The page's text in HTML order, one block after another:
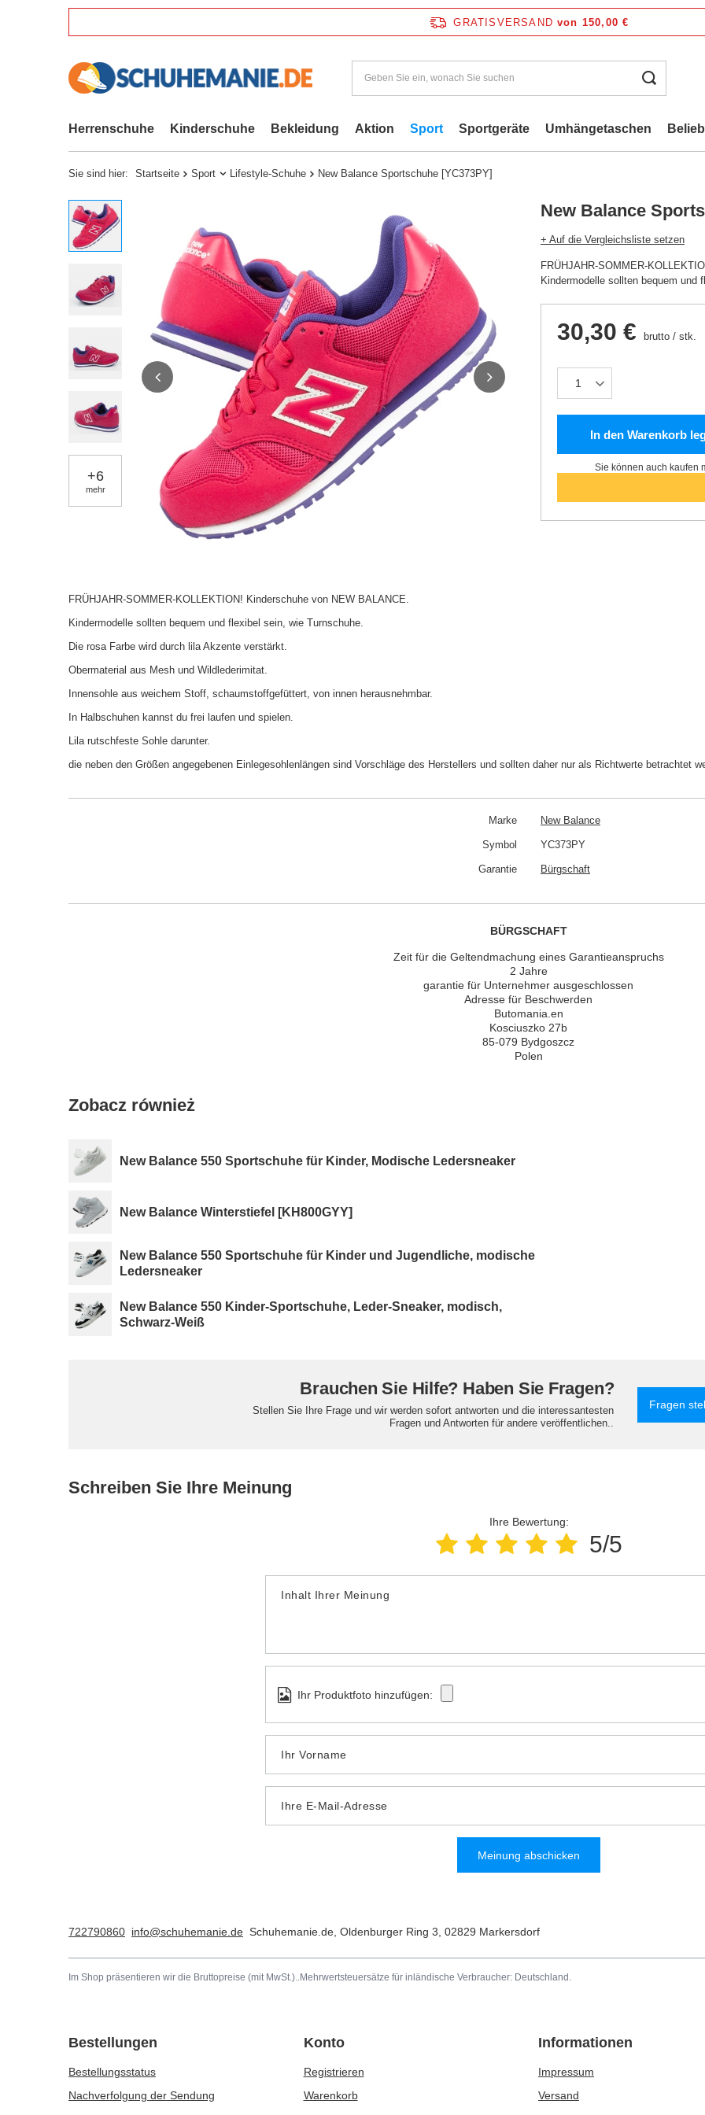
GRATISVERSAND von 150,00 €
Herrenschuhe Kinderschuhe Bekleidung Aktion Sport Sportgeräte Umhängetaschen
Sie sind hier: Startseite Sport Lifestyle-Schuhe New Balance Sportschuhe [YC373PY]
+6
mehr
New Balance
+ Auf die Vergleichsliste setzen
FRÜHJAHR-SOMMER-
Kindermodelle sollten bequem und
30,30 € brutto / stk.
In den Warenkorb
Sie können auch kaufen
FRÜHJAHR-SOMMER-KOLLEKTION! Kinderschuhe von NEW BALANCE.
Kindermodelle sollten bequem und flexibel sein, wie Turnschuhe.
Die rosa Farbe wird durch lila Akzente verstärkt.
Obermaterial aus Mesh und Wildlederimitat.
Innensohle aus weichem Stoff, schaumstoffgefüttert, von innen herausnehmbar.
In Halbschuhen kannst du frei laufen und spielen.
Lila rutschfeste Sohle darunter.
die neben den Größen angegebenen Einlegesohlenlängen sind Vorschläge des Herstellers und sollten daher nur als Richtwerte betrachtet
Marke New Balance
Symbol YC373PY
Garantie Bürgschaft
BÜRGSCHAFT
Zeit für die Geltendmachung eines Garantieanspruchs
2 Jahre
garantie für Unternehmer ausgeschlossen
Adresse für Beschwerden
Butomania.en
Kosciuszko 27b
85-079 Bydgoszcz
Polen
Zobacz również
New Balance 550 Sportschuhe für Kinder, Modische Ledersneaker
New Balance Winterstiefel [KH800GYY]
New Balance 550 Sportschuhe für Kinder und Jugendliche, modische
Ledersneaker
New Balance 550 Kinder-Sportschuhe, Leder-Sneaker, modisch,
Schwarz-Weiß
Brauchen Sie Hilfe? Haben Sie Fragen?
Stellen Sie Ihre Frage und wir werden sofort antworten und die interessantesten
Fragen und Antworten für andere veröffentlichen..
Fragen
Schreiben Sie Ihre Meinung
Ihre Bewertung:
5/5
Inhalt Ihrer Meinung
Ihr Produktfoto hinzufügen:
Ihr Vorname
Ihre E-Mail-Adresse
Meinung abschicken
722790860 info@schuhemanie.de Schuhemanie.de Oldenburger Ring 3 02829 Markersdorf
Im Shop präsentieren wir die Bruttopreise (mit MwSt.).. Mehrwertsteuersätze für inländische Verbraucher: Deutschland
Bestellungen
Bestellungsstatus
Nachverfolgung der Sendung
Konto
Registrieren
Warenkorb
Informationen
Impressum
Versand